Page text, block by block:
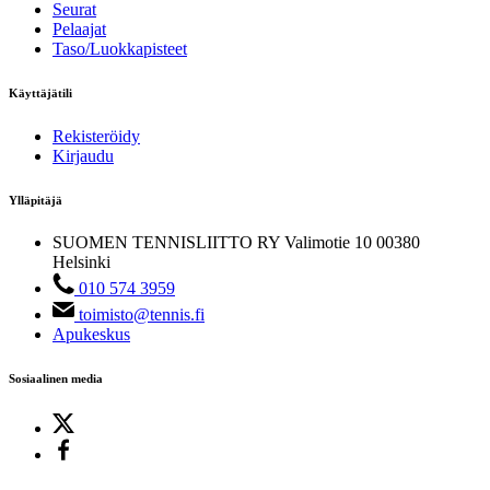
Seurat
Pelaajat
Taso/Luokkapisteet
Käyttäjätili
Rekisteröidy
Kirjaudu
Ylläpitäjä
SUOMEN TENNISLIITTO RY Valimotie 10 00380
Helsinki
010 574 3959
toimisto@tennis.fi
Apukeskus
Sosiaalinen media